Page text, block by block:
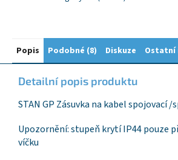
Popis Podobné (8) Diskuze Ostatní
Detailní popis produktu
STAN GP Zásuvka na kabel spojovací /
Upozornění: stupeň krytí IP44 pouze
víčku